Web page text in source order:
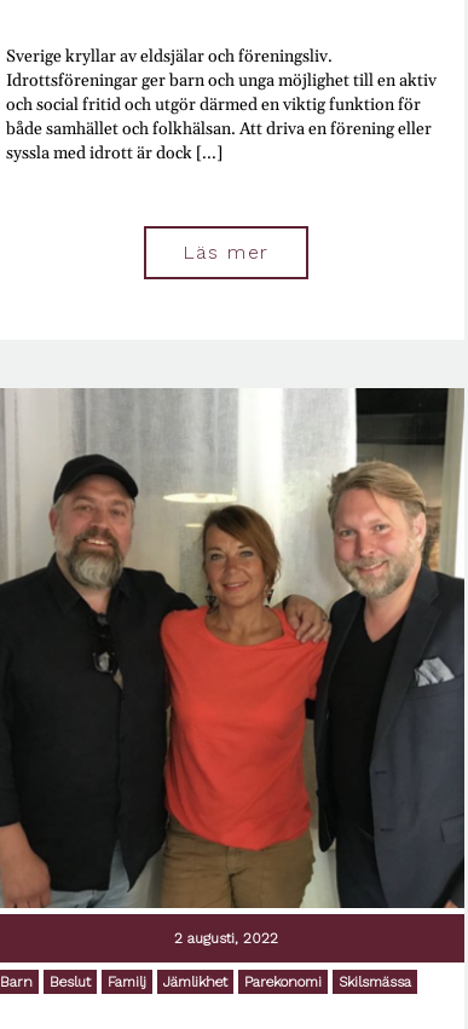
Sverige kryllar av eldsjälar och föreningsliv.
Idrottsföreningar ger barn och unga möjlighet till en aktiv
och social fritid och utgör därmed en viktig funktion för
både samhället och folkhälsan. Att driva en förening eller
syssla med idrott är dock [...]
Läs mer
2 augusti, 2022
Barn Beslut Familj Jämlikhet Parekonomi Skilsmässa